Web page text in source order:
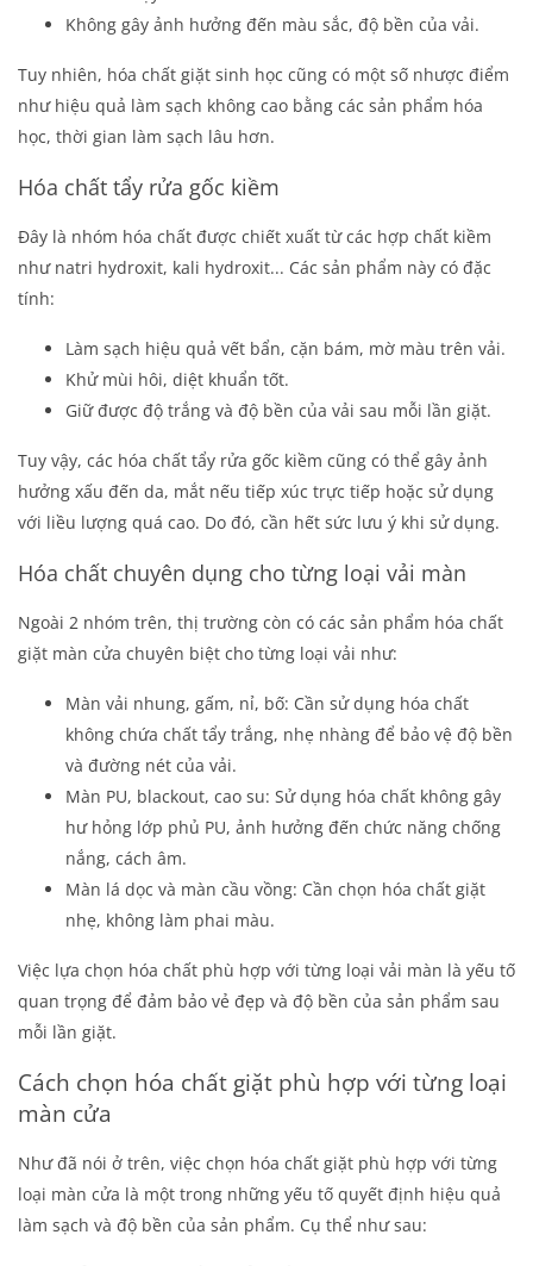
Không gây ảnh hưởng đến màu sắc, độ bền của vải.
Tuy nhiên, hóa chất giặt sinh học cũng có một số nhược điểm
như hiệu quả làm sạch không cao bằng các sản phẩm hóa
học, thời gian làm sạch lâu hơn.
Hóa chất tẩy rửa gốc kiềm
Đây là nhóm hóa chất được chiết xuất từ các hợp chất kiềm
như natri hydroxit, kali hydroxit... Các sản phẩm này có đặc
tính:
Làm sạch hiệu quả vết bẩn, cặn bám, mờ màu trên vải.
Khử mùi hôi, diệt khuẩn tốt.
Giữ được độ trắng và độ bền của vải sau mỗi lần giặt.
Tuy vậy, các hóa chất tẩy rửa gốc kiềm cũng có thể gây ảnh
hưởng xấu đến da, mắt nếu tiếp xúc trực tiếp hoặc sử dụng
với liều lượng quá cao. Do đó, cần hết sức lưu ý khi sử dụng.
Hóa chất chuyên dụng cho từng loại vải màn
Ngoài 2 nhóm trên, thị trường còn có các sản phẩm hóa chất
giặt màn cửa chuyên biệt cho từng loại vải như:
Màn vải nhung, gấm, nỉ, bố: Cần sử dụng hóa chất
không chứa chất tẩy trắng, nhẹ nhàng để bảo vệ độ bền
và đường nét của vải.
Màn PU, blackout, cao su: Sử dụng hóa chất không gây
hư hỏng lớp phủ PU, ảnh hưởng đến chức năng chống
nắng, cách âm.
Màn lá dọc và màn cầu vồng: Cần chọn hóa chất giặt
nhẹ, không làm phai màu.
Việc lựa chọn hóa chất phù hợp với từng loại vải màn là yếu tố
quan trọng để đảm bảo vẻ đẹp và độ bền của sản phẩm sau
mỗi lần giặt.
Cách chọn hóa chất giặt phù hợp với từng loại
màn cửa
Như đã nói ở trên, việc chọn hóa chất giặt phù hợp với từng
loại màn cửa là một trong những yếu tố quyết định hiệu quả
làm sạch và độ bền của sản phẩm. Cụ thể như sau: